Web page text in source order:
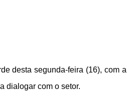
desta segunda-feira (16), com a
dialogar com o setor.